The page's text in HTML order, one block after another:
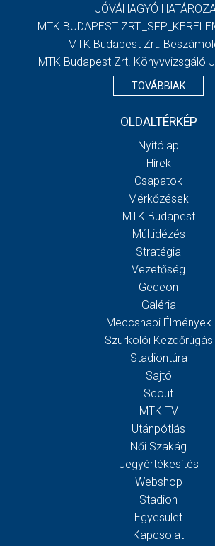
JÓVÁHAGYÓ
MTK BUDAPEST
MTK Budapest Zrt.
MTK Budapest Zrt. Könyvvizsgáló
TOVÁBBIAK
OLDALTÉRKÉP
Nyitólap
Hírek
Csapatok
Mérkőzések
MTK Budapest
Múltidézés
Stratégia
Vezetőség
Gedeon
Galéria
Meccsnapi Élmények
Szurkolói Kezdőrúgás
Stadiontúra
Sajtó
Scout
MTK TV
Utánpótlás
Női Szakág
Jegyértékesítés
Webshop
Stadion
Egyesület
Kapcsolat